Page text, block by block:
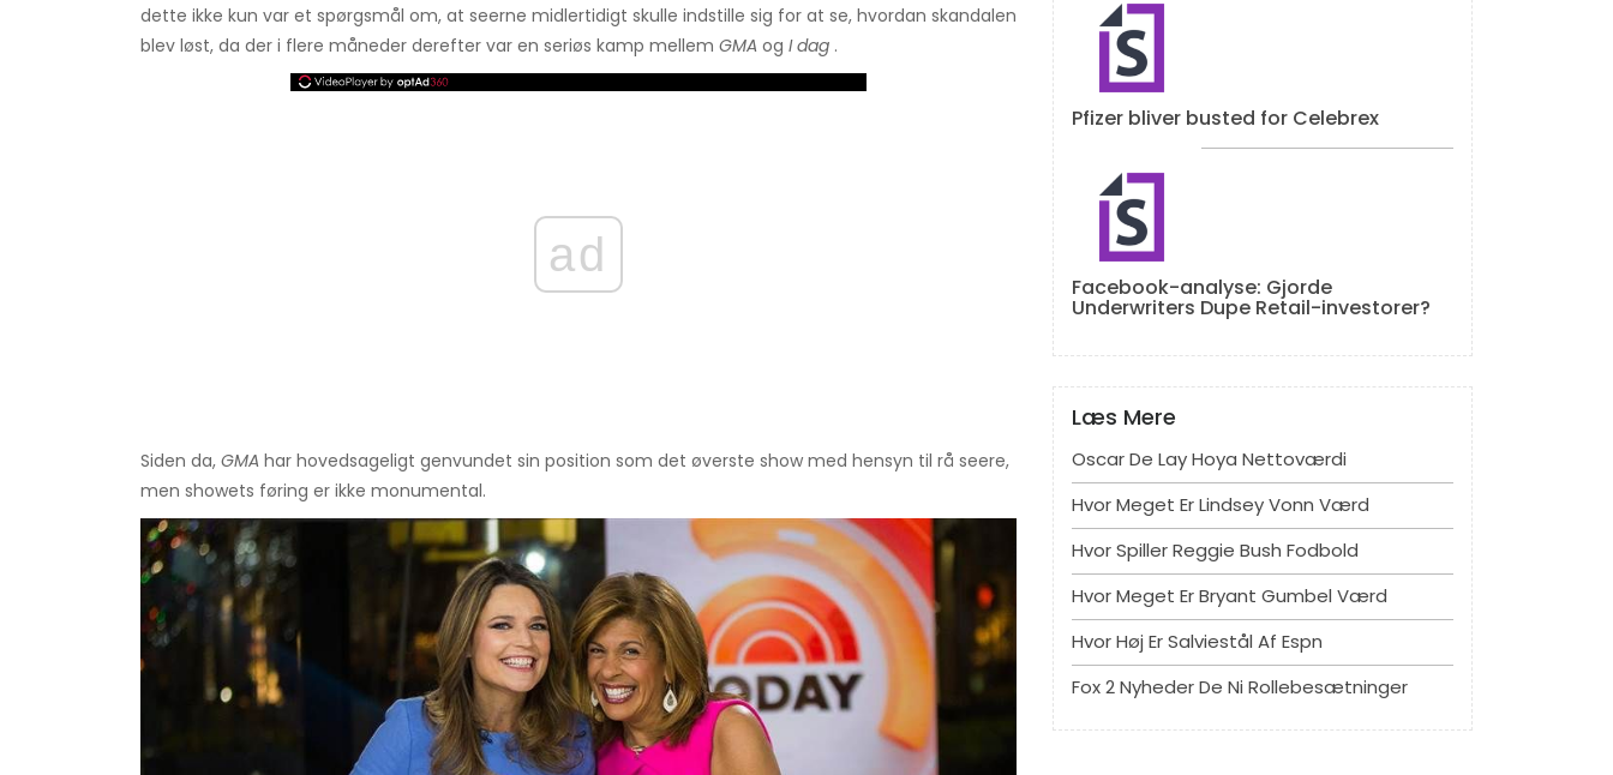
dette ikke kun var et spørgsmål om, at seerne midlertidigt skulle indstille sig for at se, hvordan skandalen
blev løst, da der i flere måneder derefter var en seriøs kamp mellem GMA og I dag .
ad
Siden da, GMA har hovedsageligt genvundet sin position som det øverste show med hensyn til rå seere,
men showets føring er ikke monumental.
Pfizer bliver busted for Celebrex
Facebook-analyse: Gjorde
Underwriters Dupe Retail-investorer?
Læs Mere
Oscar De Lay Hoya Nettoværdi
Hvor Meget Er Lindsey Vonn Værd
Hvor Spiller Reggie Bush Fodbold
Hvor Meget Er Bryant Gumbel Værd
Hvor Høj Er Salviestål Af Espn
Fox 2 Nyheder De Ni Rollebesætninger